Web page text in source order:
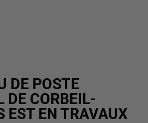
DE POSTE
DE CORBEIL-
EST EN TRAVAUX